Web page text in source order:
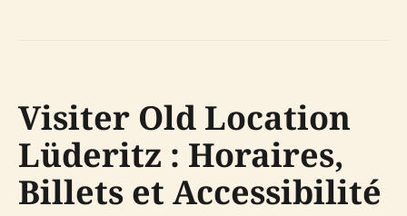
Visiter Old Location
Lüderitz : Horaires,
Billets et Accessibilité